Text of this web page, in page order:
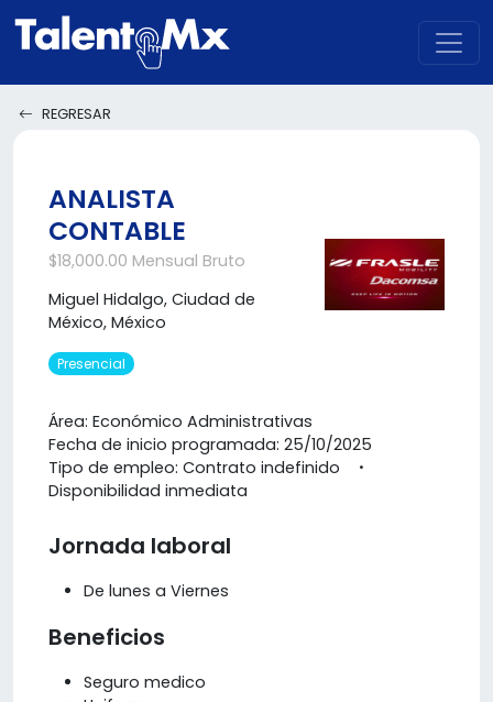
REGRESAR
ANALISTA
CONTABLE
$18,000.00 Mensual Bruto
Miguel Hidalgo, Ciudad de
México, México
Presencial
Área: Económico Administrativas
Fecha de inicio programada: 25/10/2025
Tipo de empleo: Contrato indefinido
Disponibilidad inmediata
Jornada laboral
De lunes a Viernes
Beneficios
Seguro medico